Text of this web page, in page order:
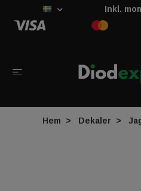
Inkl.
Hem Dekaler